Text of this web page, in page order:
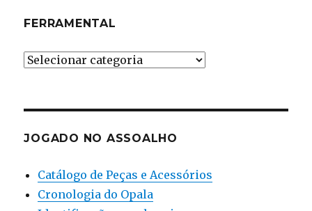
FERRAMENTAL
Ferramental
JOGADO NO ASSOALHO
Catálogo de Peças e Acessórios
Cronologia do Opala